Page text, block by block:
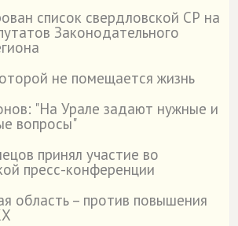
список свердловской СР на
Законодательного
не помещается жизнь
"На Урале задают нужные и
вопросы"
принял участие во
пресс-конференции
область – против повышения